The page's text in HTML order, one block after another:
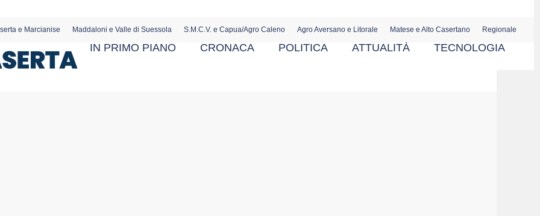
e Marcianise Maddaloni e Valle di Suessola S.M.C.V. e Capua/Agro Caleno Agro Aversano e Litorale Matese e Alto Casertano Regionale
IN PRIMO PIANO CRONACA POLITICA ATTUALITÀ TECNOLOGIA